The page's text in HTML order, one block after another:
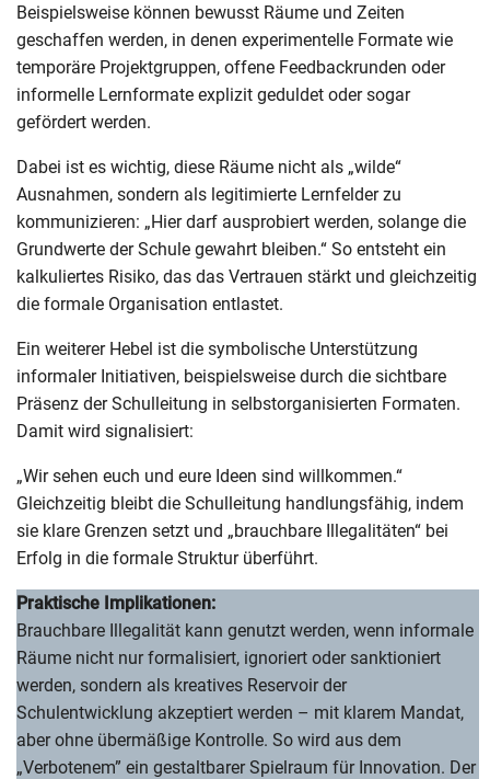
Beispielsweise können bewusst Räume und Zeiten
geschaffen werden, in denen experimentelle Formate wie
temporäre Projektgruppen, offene Feedbackrunden oder
informelle Lernformate explizit geduldet oder sogar
gefördert werden.
Dabei ist es wichtig, diese Räume nicht als „wilde“
Ausnahmen, sondern als legitimierte Lernfelder zu
kommunizieren: „Hier darf ausprobiert werden, solange die
Grundwerte der Schule gewahrt bleiben.“ So entsteht ein
kalkuliertes Risiko, das das Vertrauen stärkt und gleichzeitig
die formale Organisation entlastet.
Ein weiterer Hebel ist die symbolische Unterstützung
informaler Initiativen, beispielsweise durch die sichtbare
Präsenz der Schulleitung in selbstorganisierten Formaten.
Damit wird signalisiert:
„Wir sehen euch und eure Ideen sind willkommen.“
Gleichzeitig bleibt die Schulleitung handlungsfähig, indem
sie klare Grenzen setzt und „brauchbare Illegalitäten“ bei
Erfolg in die formale Struktur überführt.
Praktische Implikationen:
Brauchbare Illegalität kann genutzt werden, wenn informale
Räume nicht nur formalisiert, ignoriert oder sanktioniert
werden, sondern als kreatives Reservoir der
Schulentwicklung akzeptiert werden – mit klarem Mandat,
aber ohne übermäßige Kontrolle. So wird aus dem
„Verbotenem” ein gestaltbarer Spielraum für Innovation. Der